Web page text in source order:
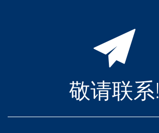
敬请联系!